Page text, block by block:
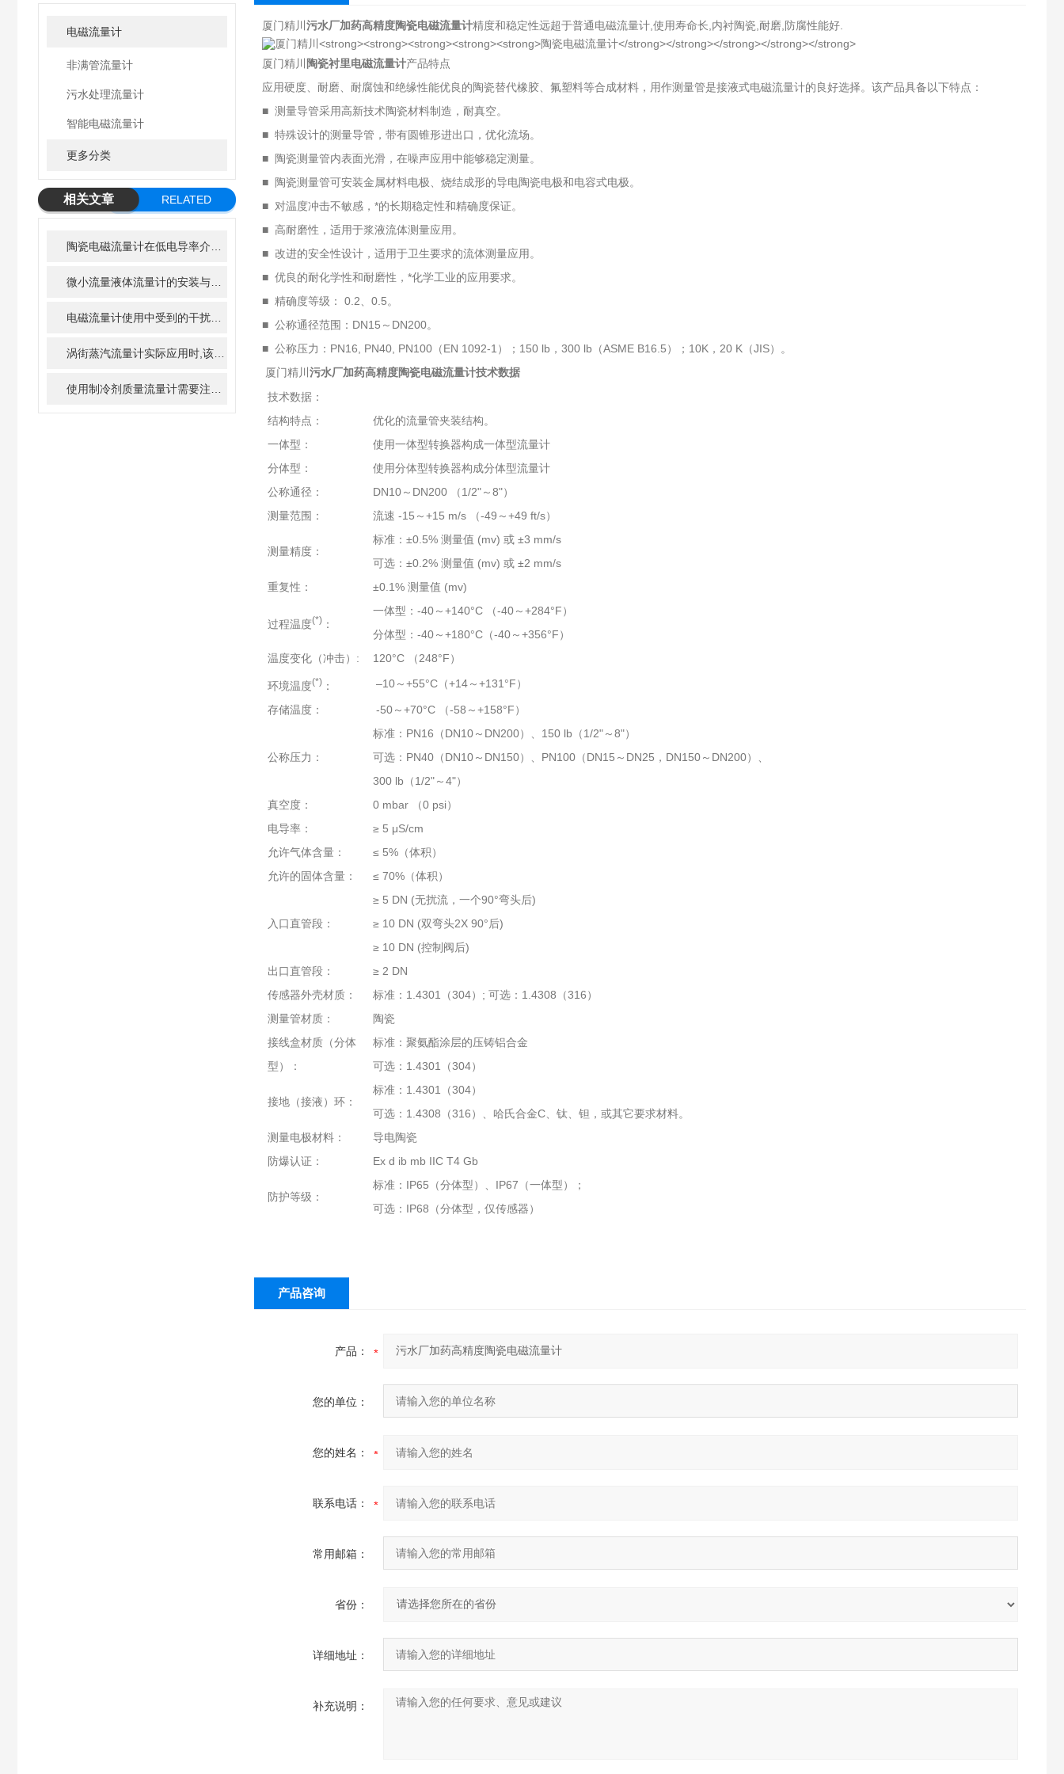
电磁流量计
非满管流量计
污水处理流量计
智能电磁流量计
更多分类
相关文章
RELATED
厦门精川 污水厂加药高精度陶瓷电磁流量计精度和稳定性远超于普通电磁流量计,使用寿命长,内衬陶瓷,耐磨,防腐性能好.
厦门精川 陶瓷衬里电磁流量计产品特点
应用硬度、耐磨、耐腐蚀和绝缘性能优良的陶瓷替代橡胶、氟塑料等合成材料，用作测量管是接液式电磁流量计的良好选择。该产品具备以下特点：
■ 测量导管采用高新技术陶瓷材料制造，耐真空。
■ 特殊设计的测量导管，带有圆锥形进出口，优化流场。
■ 陶瓷测量管内表面光滑，在噪声应用中能够稳定测量。
■ 陶瓷测量管可安装金属材料电极、烧结成形的导电陶瓷电极和电容式电极。
■ 对温度冲击不敏感，*的长期稳定性和精确度保证。
■ 高耐磨性，适用于浆液流体测量应用。
■ 改进的安全性设计，适用于卫生要求的流体测量应用。
■ 优良的耐化学性和耐磨性，*化学工业的应用要求。
■ 精确度等级： 0.2、0.5。
■ 公称通径范围：DN15～DN200。
■ 公称压力：PN16, PN40, PN100（EN 1092-1）；150 lb，300 lb（ASME B16.5）；10K，20 K（JIS）。
厦门精川 污水厂加药高精度陶瓷电磁流量计技术数据
技术数据：
结构特点：
优化的流量管夹装结构。
一体型：
使用一体型转换器构成一体型流量计
分体型：
使用分体型转换器构成分体型流量计
公称通径：
DN10～DN200 （1/2"～8"）
测量范围：
流速 -15～+15 m/s （-49～+49 ft/s）
测量精度：
标准：±0.5% 测量值 (mv) 或 ±3 mm/s
可选：±0.2% 测量值 (mv) 或 ±2 mm/s
重复性：
±0.1% 测量值 (mv)
过程温度(*)：
一体型：-40～+140°C （-40～+284°F）
分体型：-40～+180°C（-40～+356°F）
温度变化（冲击）:
120°C （248°F）
环境温度(*)： –10～+55°C（+14～+131°F）
存储温度： -50～+70°C （-58～+158°F）
公称压力：
标准：PN16（DN10～DN200）、150 lb（1/2"～8"）
可选：PN40（DN10～DN150）、PN100（DN15～DN25，DN150～DN200）、
300 lb（1/2"～4"）
真空度：
0 mbar （0 psi）
电导率：
≥ 5 μS/cm
允许气体含量：
≤ 5%（体积）
允许的固体含量：
≤ 70%（体积）
入口直管段：
≥ 5 DN (无扰流，一个90°弯头后)
≥ 10 DN (双弯头2X 90°后)
≥ 10 DN (控制阀后)
出口直管段：
≥ 2 DN
传感器外壳材质：
标准：1.4301（304）; 可选：1.4308（316）
测量管材质：
陶瓷
接线盒材质（分体
型）：
标准：聚氨酯涂层的压铸铝合金
可选：1.4301（304）
接地（接液）环：
标准：1.4301（304）
可选：1.4308（316）、哈氏合金C、钛、钽，或其它要求材料。
测量电极材料：
导电陶瓷
防爆认证：
Ex d ib mb IIC T4 Gb
防护等级：
标准：IP65（分体型）、IP67（一体型）；
可选：IP68（分体型，仅传感器）
产品咨询
产品：
您的单位：
您的姓名：
联系电话：
常用邮箱：
省份：
详细地址：
补充说明：